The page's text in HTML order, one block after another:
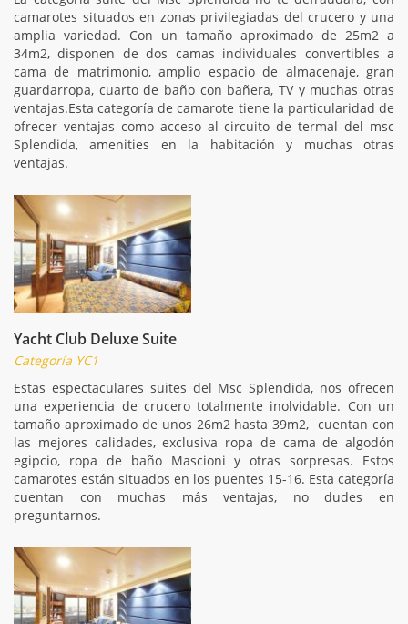
camarotes situados en zonas privilegiadas del crucero y una
amplia variedad. Con un tamaño aproximado de 25m2 a
34m2, disponen de dos camas individuales convertibles a
cama de matrimonio, amplio espacio de almacenaje, gran
guardarropa, cuarto de baño con bañera, TV y muchas otras
ventajas.Esta categoría de camarote tiene la particularidad de
ofrecer ventajas como acceso al circuito de termal del msc
Splendida, amenities en la habitación y muchas otras
ventajas.
Yacht Club Deluxe Suite
Categoría YC1
Estas espectaculares suites del Msc Splendida, nos ofrecen
una experiencia de crucero totalmente inolvidable. Con un
tamaño aproximado de unos 26m2 hasta 39m2, cuentan con
las mejores calidades, exclusiva ropa de cama de algodón
egipcio, ropa de baño Mascioni y otras sorpresas. Estos
camarotes están situados en los puentes 15-16. Esta categoría
cuentan con muchas más ventajas, no dudes en
preguntarnos.